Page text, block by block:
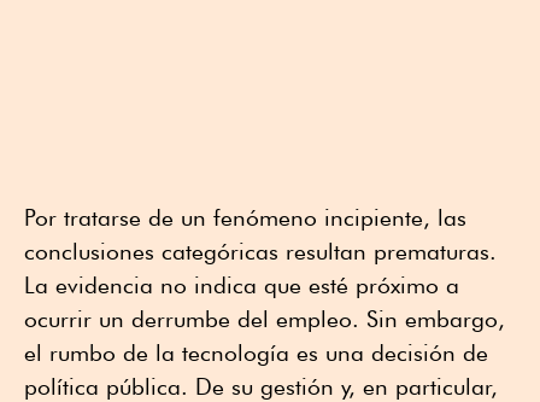
Por tratarse de un fenómeno incipiente, las
conclusiones categóricas resultan prematuras.
La evidencia no indica que esté próximo a
ocurrir un derrumbe del empleo. Sin embargo,
el rumbo de la tecnología es una decisión de
política pública. De su gestión y, en particular,